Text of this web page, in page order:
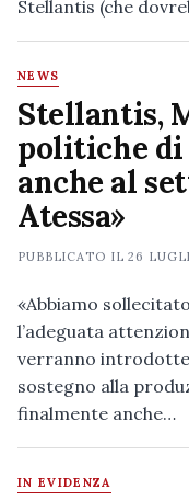
Stellantis (che
NEWS
Stellantis,
politiche di
anche al
Atessa»
PUBBLICATO IL26
«Abbiamo
l’adeguata
verranno
sostegno alla
finalmente anche…
IN EVIDENZA